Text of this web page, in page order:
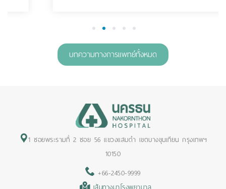
1 2 3 4 5
บทความทางการแพทย์ทั้งหมด
1 ซอยพระรามที่ 2 ซอย 56 แขวงแสมดำ เขตบางขุนเทียน กรุงเทพฯ
10150
+66-2450-9999